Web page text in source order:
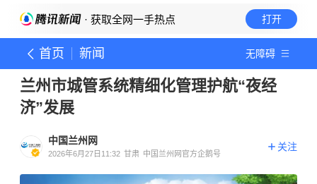
· 获取全网一手热点 打开
首页 新闻 无障碍
兰州市城管系统精细化管理护航“夜经
济”发展
中国兰州网
2026年6月27日11:32 甘肃 中国兰州网官方企鹅号
关注